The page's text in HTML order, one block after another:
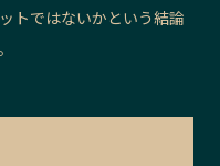
トではないかという結論